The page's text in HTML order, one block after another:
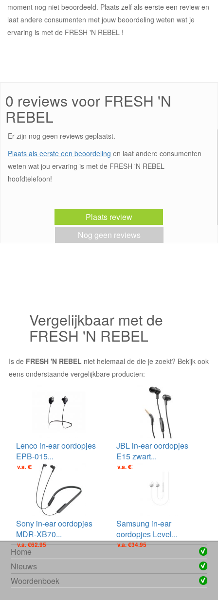
moment nog niet beoordeeld. Plaats zelf als eerste een review en
laat andere consumenten met jouw beoordeling weten wat je
ervaring is met de FRESH 'N REBEL !
0 reviews voor FRESH 'N
REBEL
Er zijn nog geen reviews geplaatst.
Plaats als eerste een beoordeling en laat andere consumenten
weten wat jou ervaring is met de FRESH 'N REBEL
hoofdtelefoon!
Plaats review
Nog geen reviews
Vergelijkbaar met de
FRESH 'N REBEL
Is de FRESH 'N REBEL niet helemaal de die je zoekt? Bekijk ook
eens onderstaande vergelijkbare producten:
Lenco in-ear oordopjes
EPB-015...
v.a. €29.95
JBL in-ear oordopjes
E15 zwart...
v.a. €39.00
Sony in-ear oordopjes
MDR-XB70...
v.a. €62.95
Samsung in-ear
oordopjes Level...
v.a. €34.95
Home
Nieuws
Woordenboek